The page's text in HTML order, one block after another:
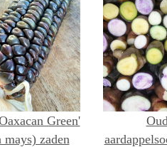
Green'
mays) zaden